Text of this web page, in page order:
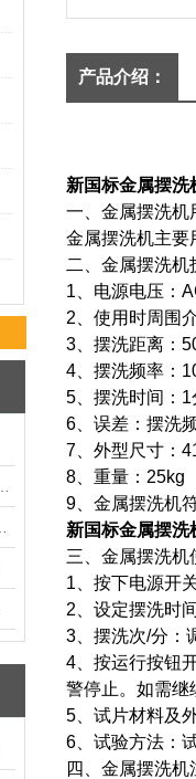
产品介绍：
新国标金属摆洗
一、金属摆洗机
金属摆洗机主要
二、金属摆洗机
1、电源电压：
2、使用时周
3、摆洗距离：
4、摆洗频率：
5、摆洗时间：
6、误差：摆洗
7、外型尺寸：
8、重量：25kg
9、金属摆洗机
新国标金属摆洗
三、金属摆洗机
1、按下电源开
2、设定摆洗时
3、摆洗次/分：
4、按运行按钮
警停止。如需继
5、试片材料及
6、试验方法：
四、金属摆洗机